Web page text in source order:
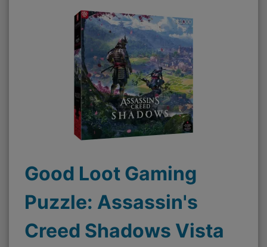
Good Loot Gaming
Puzzle: Assassin's
Creed Shadows Vista